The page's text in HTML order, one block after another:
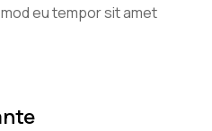
eu tempor sit amet